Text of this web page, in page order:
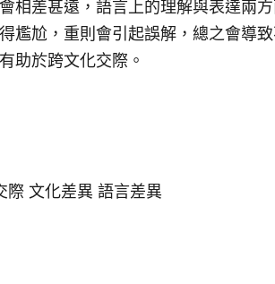
相差甚遠，語言上的理解與表達兩
尷尬，重則會引起誤解，總之會導
助於跨文化交際。
際 文化差異 語言差異